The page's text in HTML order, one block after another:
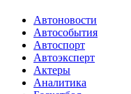
Автоновости
Автособытия
Автоспорт
Автоэксперт
Актеры
Аналитика